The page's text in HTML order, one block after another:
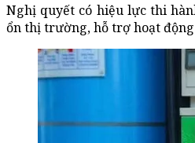
Nghị quyết có hiệu lực thi
ổn thị trường, hỗ trợ hoạt